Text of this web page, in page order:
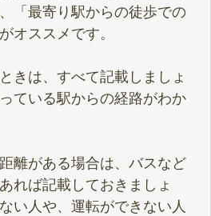
「最寄り駅からの徒歩での
オススメです。
きは、すべて記載しましょ
ている駅からの経路がわか
離がある場合は、バスなど
れば記載しておきましょ
い人や、運転ができない人